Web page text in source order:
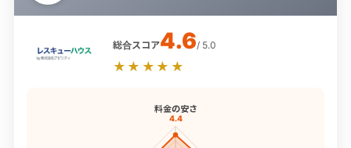
総合スコア4.6/ 5.0
★★★★★
料金の安さ
4.4